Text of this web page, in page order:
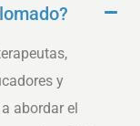
y
abordar el